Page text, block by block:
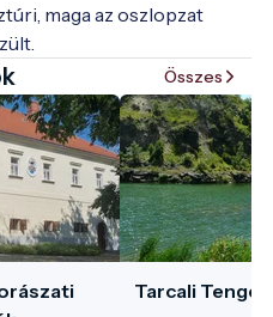
maga az oszlopzat
Összes
Tarcali